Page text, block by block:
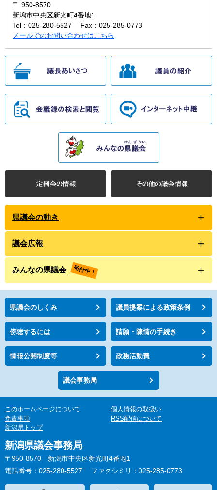
〒 950-8570
新潟市中央区新光町4番地1
Tel：025-280-5527
Fax：025-285-0773
メールでのお問い合わせはこちら
県議会の動き
議会広報
みんなの県議会 受付中！
県議会のしくみ 議員提案による政策条例
傍聴するには 請願・陳情の手続き
情報公開制度等 政務活動費
議会事務局
このホームページについて
個人情報の取扱い
免責事項
RSS配信について
新潟県トップ
新潟県議会事務局
〒950-8570 新潟市中央区新光町4番地1
電話番号：025-280-5527
ファクシミリ：025-285-0773